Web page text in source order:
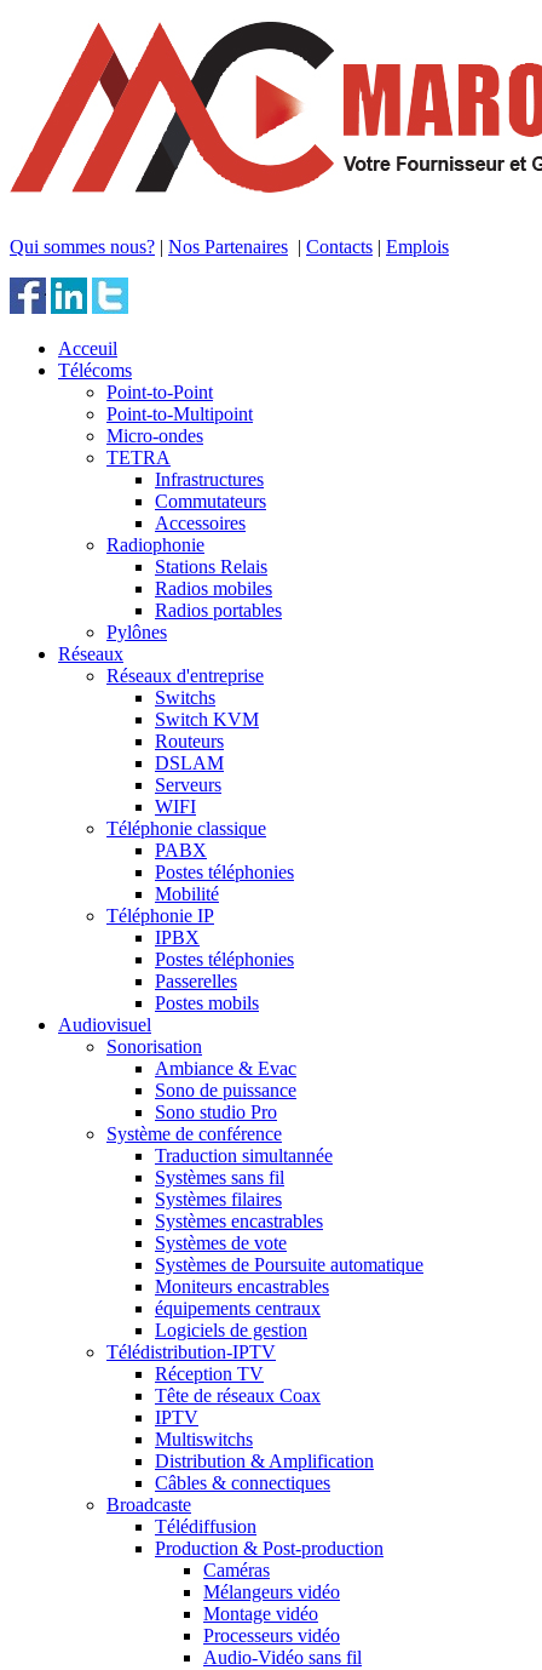
Qui sommes nous? | Nos Partenaires | Contacts | Emplois
Acceuil
Télécoms
Point-to-Point
Point-to-Multipoint
Micro-ondes
TETRA
Infrastructures
Commutateurs
Accessoires
Radiophonie
Stations Relais
Radios mobiles
Radios portables
Pylônes
Réseaux
Réseaux d'entreprise
Switchs
Switch KVM
Routeurs
DSLAM
Serveurs
WIFI
Téléphonie classique
PABX
Postes téléphonies
Mobilité
Téléphonie IP
IPBX
Postes téléphonies
Passerelles
Postes mobils
Audiovisuel
Sonorisation
Ambiance & Evac
Sono de puissance
Sono studio Pro
Système de conférence
Traduction simultannée
Systèmes sans fil
Systèmes filaires
Systèmes encastrables
Systèmes de vote
Systèmes de Poursuite automatique
Moniteurs encastrables
équipements centraux
Logiciels de gestion
Télédistribution-IPTV
Réception TV
Tête de réseaux Coax
IPTV
Multiswitchs
Distribution & Amplification
Câbles & connectiques
Broadcaste
Télédiffusion
Production & Post-production
Caméras
Mélangeurs vidéo
Montage vidéo
Processeurs vidéo
Audio-Vidéo sans fil